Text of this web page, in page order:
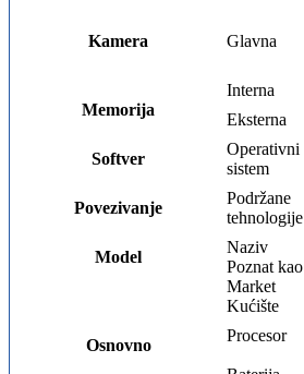
Kamera Glavna
Memorija
Interna
Eksterna
Softver
Operativni
sistem
Povezivanje
Podržane
tehnologije
Model
Naziv
Poznat kao
Osnovno
Market
Kućište
Procesor